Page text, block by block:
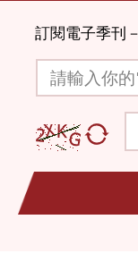
訂閱電子季刊
請輸入你的電郵地址
驗證